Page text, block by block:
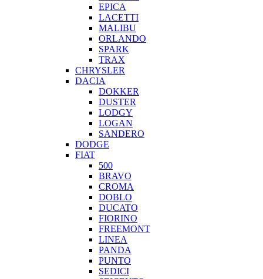
EPICA
LACETTI
MALIBU
ORLANDO
SPARK
TRAX
CHRYSLER
DACIA
DOKKER
DUSTER
LODGY
LOGAN
SANDERO
DODGE
FIAT
500
BRAVO
CROMA
DOBLO
DUCATO
FIORINO
FREEMONT
LINEA
PANDA
PUNTO
SEDICI